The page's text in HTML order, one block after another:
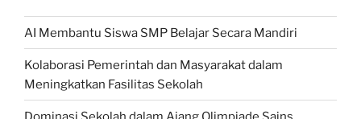
AI Membantu Siswa SMP Belajar Secara Mandiri
Kolaborasi Pemerintah dan Masyarakat dalam
Meningkatkan Fasilitas Sekolah